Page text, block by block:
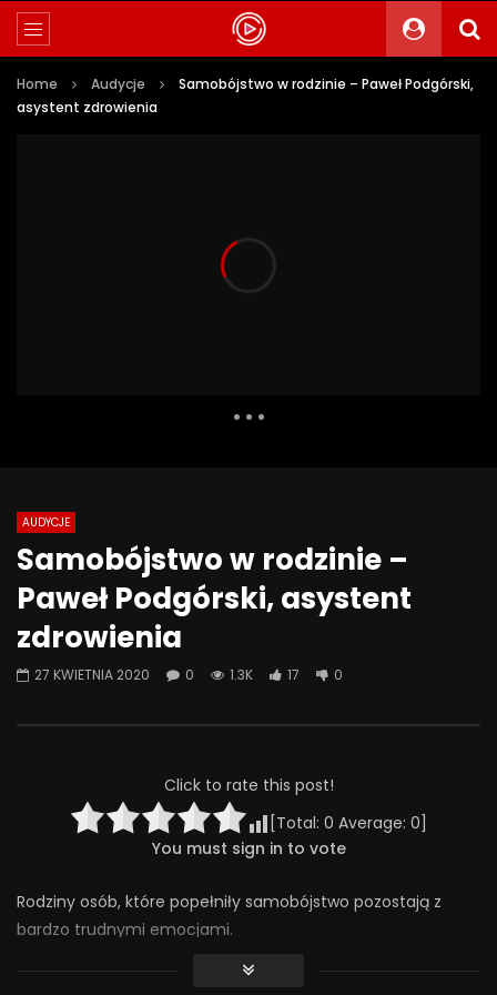
Home Audycje
Samobójstwo w rodzinie – Paweł Podgórski,
asystent zdrowienia
Co możemy zrobić, żeby szkoła
była miejscem bezpiecznym –
rozmowa o przemocy rówieśniczej
4 CZERWCA 2025
0
313 4 0
Korzyści z
terapia może mi
Jarosław
AUDYCJE
Samobójstwo w rodzinie –
Paweł Podgórski, asystent
zdrowienia
27 KWIETNIA 2020 0 1.3K 17 0
Click to rate this post!
[Total: 0 Average: 0]
You must sign in to vote
Rodziny osób, które popełniły samobójstwo pozostają z
bardzo trudnymi emocjami.